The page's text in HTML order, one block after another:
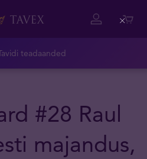
teadaanded
#28 Raul
majandus,
Close